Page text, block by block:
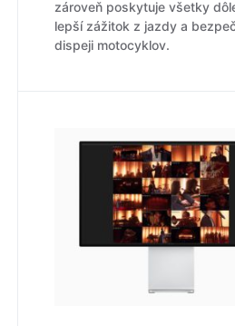
zároveň poskytuje všetky
lepší zážitok z jazdy a
dispeji motocyklov.